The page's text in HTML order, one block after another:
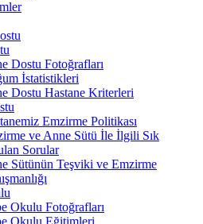
Dostu Fotoğrafları
İstatistikleri
Dostu Hastane Kriterleri
Emzirme Politikası
ve Anne Sütü İle İlgili Sık
Sorular
Sütünün Teşviki ve Emzirme
Okulu Fotoğrafları
Okulu Eğitimleri